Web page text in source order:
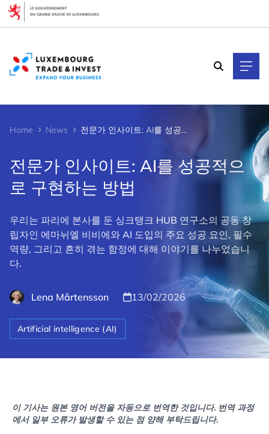
Home News 전문가 인사이트: AI를 성공적으로 구현하는 방법
전문가 인사이트: AI를 성공적으
로 구현하는 방법
우리는 파리에 본사를 둔 싱크탱크 HUB 연구소의 공동 창
립자인 에마뉘엘 비비에와 AI 도입의 주요 성공 요인, 필수
역량, 그리고 흔히 겪는 함정에 대해 이야기를 나누었습니
다.
Lena Mårtensson 13/02/2026
Artificial intelligence (AI)
이 기사는 원본 영어 버전을 자동으로 번역한 것입니다. 번역 과정
에서 일부 오류가 발생할 수 있는 점 양해 부탁드립니다.
Cookies management panel